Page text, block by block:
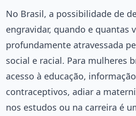
No Brasil, a possibilidade de
engravidar, quando e quantas
profundamente atravessada
social e racial. Para mulheres
acesso à educação,
contraceptivos, adiar a
nos estudos ou na carreira é